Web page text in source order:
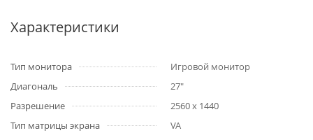
Характеристики
Тип монитора
Игровой монитор
Диагональ
27"
Разрешение
2560 x 1440
Тип матрицы экрана
VA